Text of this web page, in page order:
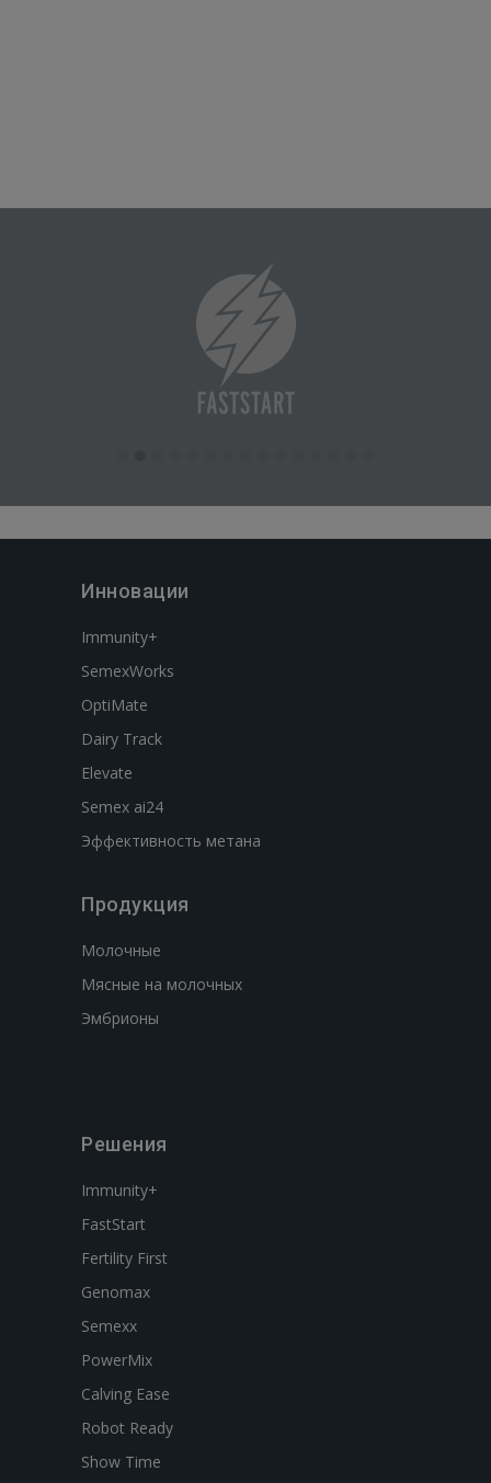
Инновации
Immunity+
SemexWorks
OptiMate
Dairy Track
Elevate
Semex ai24
Эффективность метана
Продукция
Молочные
Мясные на молочных
Эмбрионы
Решения
Immunity+
FastStart
Fertility First
Genomax
Semexx
PowerMix
Calving Ease
Robot Ready
Show Time